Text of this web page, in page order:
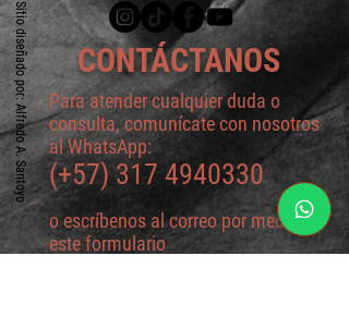
Sitio diseñado por: Alfredo A. Santoyo CONTÁCTANOS
Para atender cualquier duda o
consulta, comunícate con nosotros
al WhatsApp:
(+57)317 4940330
o escríbenos al correo por medio de
este formulario